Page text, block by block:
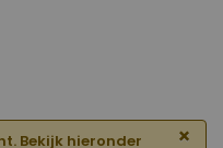
Bekijk hieronder
×